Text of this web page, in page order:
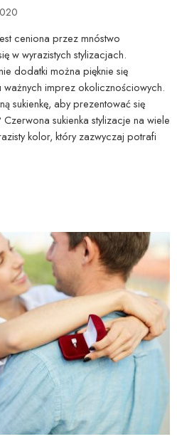
ceniona przez mnóstwo
w wyrazistych stylizacjach.
dodatki można pięknie się
imprez okolicznościowych.
sukienkę, aby prezentować się
sukienka stylizacje na wiele
kolor, który zazwyczaj potrafi